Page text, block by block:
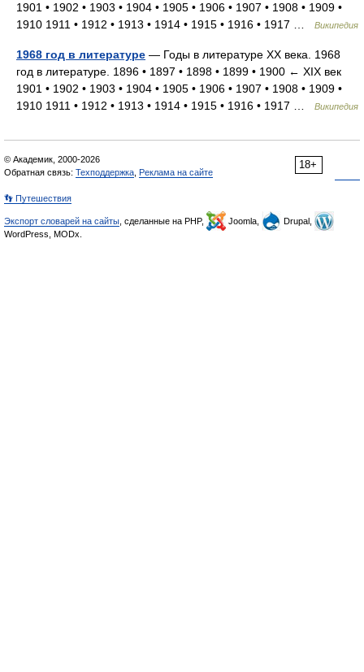
1901 • 1902 • 1903 • 1904 • 1905 • 1906 • 1907 • 1908 • 1909 •
1910 1911 • 1912 • 1913 • 1914 • 1915 • 1916 • 1917 …
Википедия
1968 год в литературе — Годы в литературе XX века. 1968
год в литературе. 1896 • 1897 • 1898 • 1899 • 1900 ← XIX век
1901 • 1902 • 1903 • 1904 • 1905 • 1906 • 1907 • 1908 • 1909 •
1910 1911 • 1912 • 1913 • 1914 • 1915 • 1916 • 1917 …
Википедия
18+
© Академик, 2000-2026
Обратная связь: Техподдержка Реклама на сайте
👣 Путешествия
Экспорт словарей на сайты , сделанные на PHP, Joomla,
Drupal,
WordPress, MODx.